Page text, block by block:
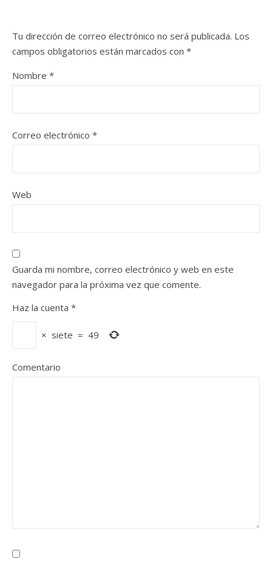
Tu dirección de correo electrónico no será publicada. Los
campos obligatorios están marcados con *
Nombre *
Correo electrónico *
Web
Guarda mi nombre, correo electrónico y web en este
navegador para la próxima vez que comente.
Haz la cuenta *
× siete = 49
Comentario